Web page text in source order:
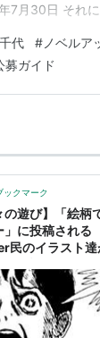
7月30日 それ
ただければ幸
代 # ノベルア
募ガイド
ックマーク
の遊び】「絵柄
」に投稿される
民のイラスト達
絵柄で名探偵コ